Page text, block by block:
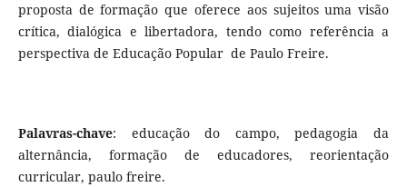
proposta de formação que oferece aos sujeitos uma visão
crítica, dialógica e libertadora, tendo como referência a
perspectiva de Educação Popular de Paulo Freire.
Palavras-chave: educação do campo, pedagogia da
alternância, formação de educadores, reorientação
curricular, paulo freire.